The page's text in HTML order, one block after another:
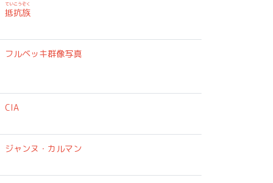
抵抗族
ていこうぞく
フルベッキ群像写真
CIA
ジャンヌ・カルマン